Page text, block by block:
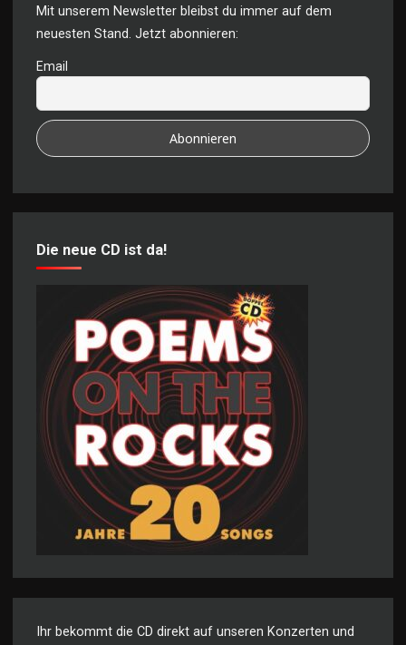
Mit unserem Newsletter bleibst du immer auf dem
neuesten Stand. Jetzt abonnieren:
Email
Die neue CD ist da!
Ihr bekommt die CD direkt auf unseren Konzerten und